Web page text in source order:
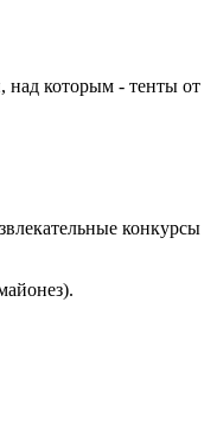
над которым - тенты от
конкурсы